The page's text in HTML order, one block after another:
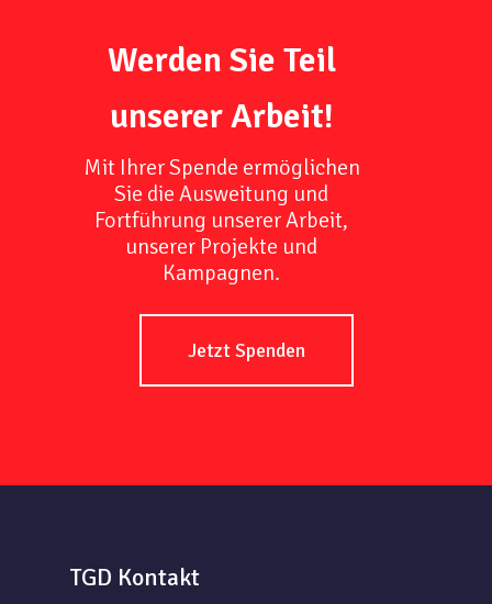
Werden Sie Teil
unserer Arbeit!
Mit Ihrer Spende ermöglichen
Sie die Ausweitung und
Fortführung unserer Arbeit,
unserer Projekte und
Kampagnen.
Jetzt Spenden
TGD Kontakt